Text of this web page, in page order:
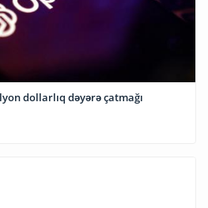
dollarlıq dəyərə çatmağı